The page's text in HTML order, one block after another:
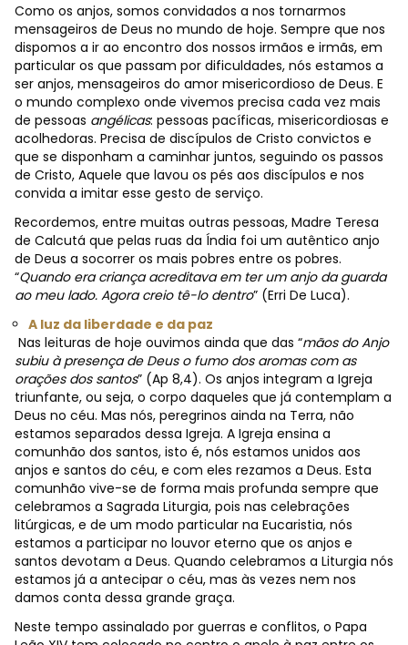
Como os anjos, somos convidados a nos tornarmos
mensageiros de Deus no mundo de hoje. Sempre que nos
dispomos a ir ao encontro dos nossos irmãos e irmãs, em
particular os que passam por dificuldades, nós estamos a
ser anjos, mensageiros do amor misericordioso de Deus. E
o mundo complexo onde vivemos precisa cada vez mais
de pessoas angélicas: pessoas pacíficas, misericordiosas e
acolhedoras. Precisa de discípulos de Cristo convictos e
que se disponham a caminhar juntos, seguindo os passos
de Cristo, Aquele que lavou os pés aos discípulos e nos
convida a imitar esse gesto de serviço.
Recordemos, entre muitas outras pessoas, Madre Teresa
de Calcutá que pelas ruas da Índia foi um autêntico anjo
de Deus a socorrer os mais pobres entre os pobres.
“Quando era criança acreditava em ter um anjo da guarda
ao meu lado. Agora creio tê-lo dentro” (Erri De Luca).
A luz da liberdade e da paz
Nas leituras de hoje ouvimos ainda que das “mãos do Anjo
subiu à presença de Deus o fumo dos aromas com as
orações dos santos” (Ap 8,4). Os anjos integram a Igreja
triunfante, ou seja, o corpo daqueles que já contemplam a
Deus no céu. Mas nós, peregrinos ainda na Terra, não
estamos separados dessa Igreja. A Igreja ensina a
comunhão dos santos, isto é, nós estamos unidos aos
anjos e santos do céu, e com eles rezamos a Deus. Esta
comunhão vive-se de forma mais profunda sempre que
celebramos a Sagrada Liturgia, pois nas celebrações
litúrgicas, e de um modo particular na Eucaristia, nós
estamos a participar no louvor eterno que os anjos e
santos devotam a Deus. Quando celebramos a Liturgia nós
estamos já a antecipar o céu, mas às vezes nem nos
damos conta dessa grande graça.
Neste tempo assinalado por guerras e conflitos, o Papa